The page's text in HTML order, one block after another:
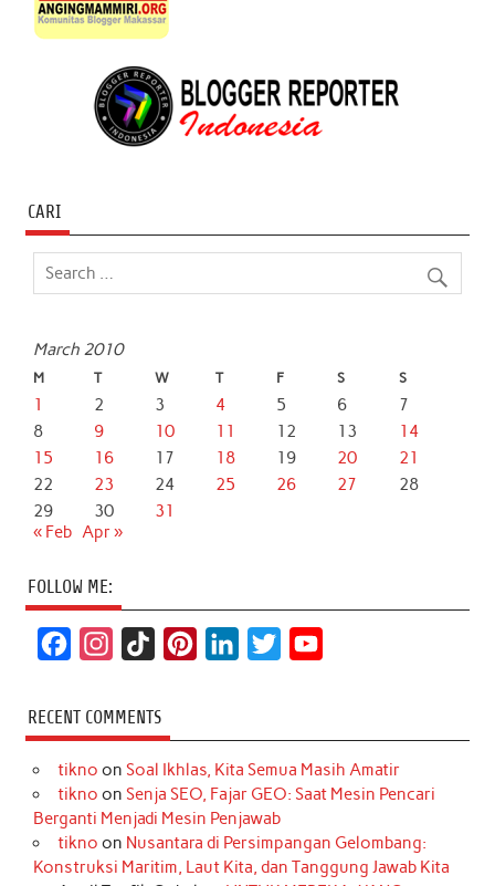
CARI
March 2010
M T W T F S S
1 2 3 4 5 6
7
8
9 10 11 12 13
14
15
16 17 18 19 20
21
22
23 24 25 26 27
28
29
30
31
« Feb Apr »
FOLLOW ME:
c
e
b
o
k
s
t
a
r
a
k
T
o
k
t
e
r
e
s
k
e
d
I
n
t
t
r
T
u
e
RECENT COMMENTS
tikno on Soal Ikhlas, Kita Semua Masih Amatir
tikno on Senja SEO, Fajar GEO: Saat Mesin Pencari
Berganti Menjadi Mesin Penjawab
tikno on Nusantara di Persimpangan Gelombang:
Konstruksi Maritim, Laut Kita, dan Tanggung Jawab Kita